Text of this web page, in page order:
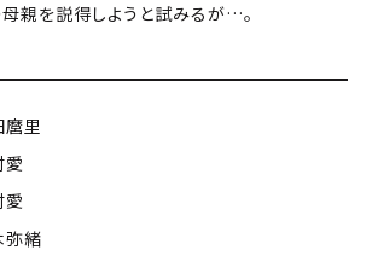
母親を説得しようと試みるが…。
麿里
愛
愛
弥緒